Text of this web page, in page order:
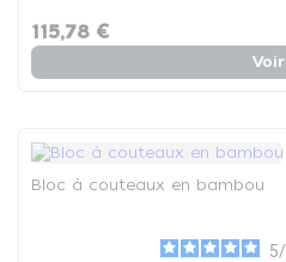
115,78 €
Voir
Bloc à couteaux en bambou
5/